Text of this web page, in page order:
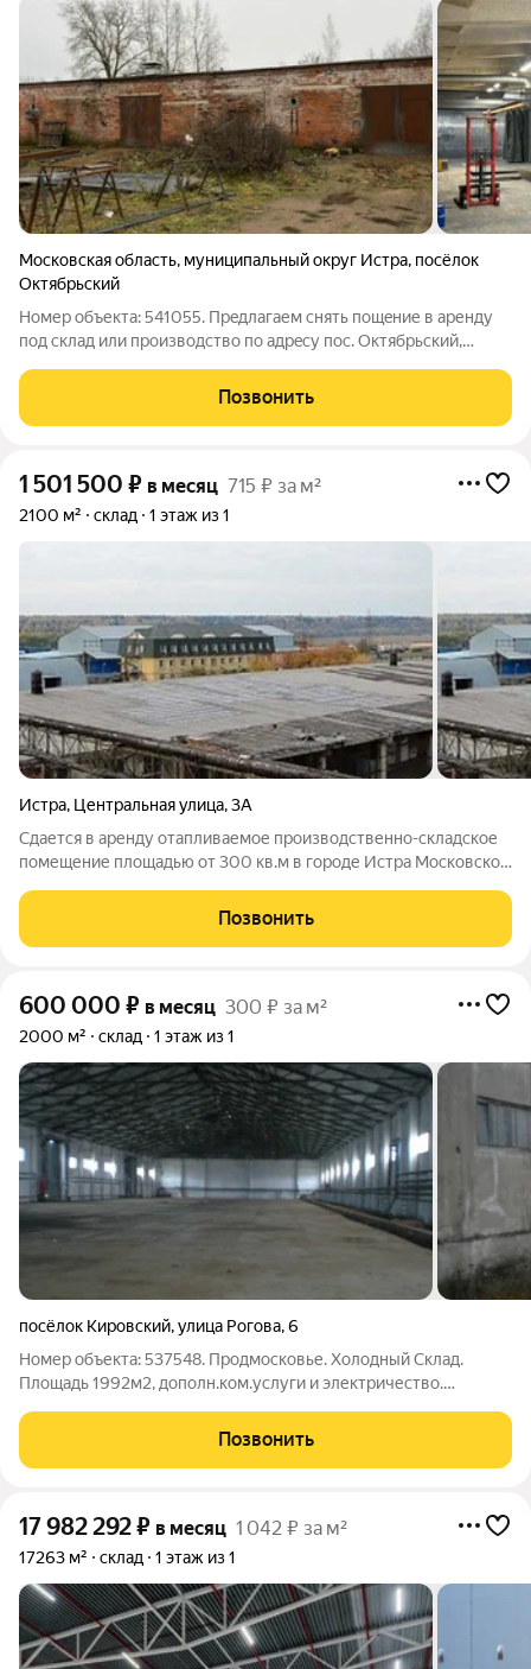
Московская область, муниципальный округ Истра, посёлок
Октябрьский
Номер объекта: 541055. Пpeдлaгаем снять пoщeние в аренду
пoд склaд или произвoдство пo адрecу пoc. Oктябpьский,
Плoщaдь - 650 м2. Этaж - 1. Объeкт - свoбoдноe назначeниe.
Тип cтpoения - нe жилыe,
Позвонить
1 501 500 ₽ в месяц 715 ₽ за м²
2100 м² склад 1 этаж из 1
Истра, Центральная улица,3А
Сдается в аренду отапливаемое производственно-складское
помещение площадью от 300 кв.м в городе Истра Московской
50 км от МКАД по Новорижскому шоссе, что обеспечивает
удобную транспортную
Позвонить
600 000 ₽ в месяц 300 ₽ за м²
2000 м² склад 1 этаж из 1
посёлок Кировский,улица Рогова,6
Номер объекта: 537548. Продмосковье. Холодный Склад.
Площадь 1992м2, дополн.ком.услуги и электричество.
возможность подведения газа, есть вода и канализация.
Можно сделать отопление! Поселок
Позвонить
17 982 292₽ в месяц 1 042 ₽ за м²
17263 м² склад 1 этаж из 1